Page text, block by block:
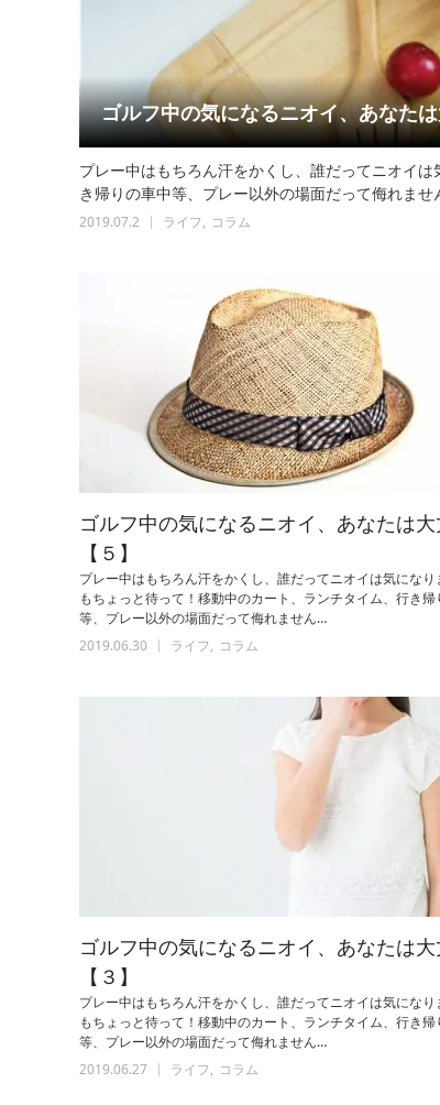
ゴルフ中の気になるニオイ、あなた
プレー中はもちろん汗をかくし、誰だってニオイ
き帰りの車中等、プレー以外の場面だって侮れませ
2019.07.2 ライフ コラム
ゴルフ中の気になるニオイ、あなたは大
【５】
プレー中はもちろん汗をかくし、誰だってニオイは気になり
もちょっと待って！移動中のカート、ランチタイム、行き帰
等、プレー以外の場面だって侮れません…
2019.06.30
ライフ コラム
ゴルフ中の気になるニオイ、あなたは大
【３】
プレー中はもちろん汗をかくし、誰だってニオイは気になり
もちょっと待って！移動中のカート、ランチタイム、行き帰
等、プレー以外の場面だって侮れません…
2019.06.27
ライフ コラム